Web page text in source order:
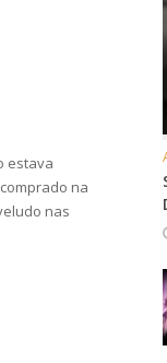
estava
na
nas